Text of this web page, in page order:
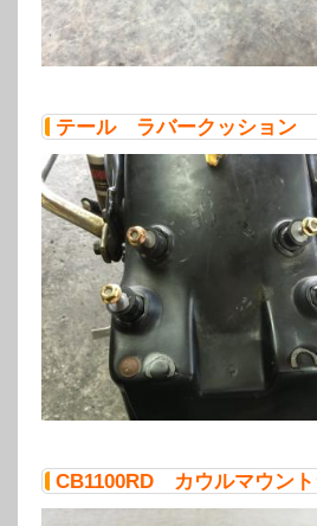
テール ラバークッション
CB1100RD カウルマウン